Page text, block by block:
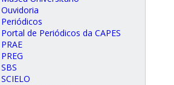
Ouvidoria
Periódicos
Portal de Periódicos da CAPES
PRAE
PREG
SBS
SCIELO